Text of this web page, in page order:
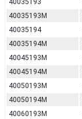
40035193
40035193M
40035194
40035194M
40045193M
40045194M
40050193M
40050194M
40060193M